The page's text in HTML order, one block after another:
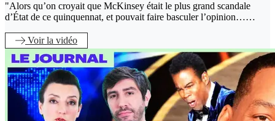
"Alors qu’on croyait que McKinsey était le plus grand scandale
d’État de ce quinquennat, et pouvait faire basculer l’opinion……
Voirla vidéo